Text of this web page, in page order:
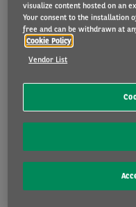
Arval en tant
accessoire.Cependant,
même à une assurance
sans assurances,
Les prix sont indicatifs
Vous configurez le
définissez un
habitudes de conduite.
constructeur et/ou
choisie.
visualize content hosted on an
Your consent to the installation
free and can be withdrawn at
Cookie Policy
Vendor List